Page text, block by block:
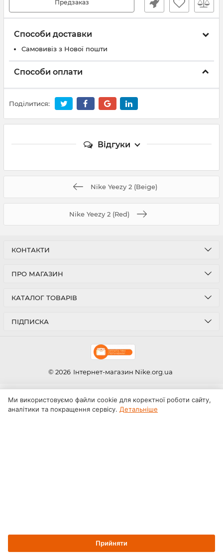
Предзаказ
Способи доставки
Самовивіз з Нової пошти
Способи оплати
Поділитися:
Відгуки
Nike Yeezy 2 (Beige)
Nike Yeezy 2 (Red)
КОНТАКТИ
ПРО МАГАЗИН
КАТАЛОГ ТОВАРІВ
ПІДПИСКА
© 2026 Інтернет-магазин Nike.org.ua
Ми використовуємо файли cookie для коректної роботи сайту,
аналітики та покращення сервісу. Детальніше
Прийняти